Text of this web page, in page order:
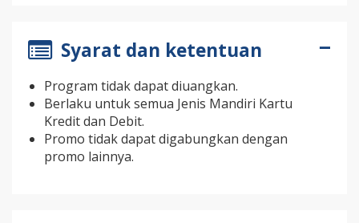
Syarat dan ketentuan
Program tidak dapat diuangkan.
Berlaku untuk semua Jenis Mandiri Kartu
Kredit dan Debit.
Promo tidak dapat digabungkan dengan
promo lainnya.